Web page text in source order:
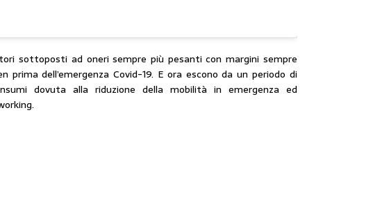
sottoposti ad oneri sempre più pesanti con margini sempre
dell’emergenza Covid-19. E ora escono da un periodo di
dovuta alla riduzione della mobilità in emergenza ed